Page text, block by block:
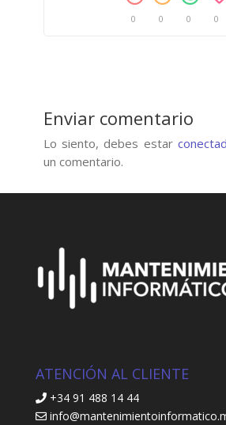
0 0 0 0
Enviar comentario
Lo siento, debes estar
un comentario.
ATENCIÓN AL CLIENTE
+34 91 488 14 44